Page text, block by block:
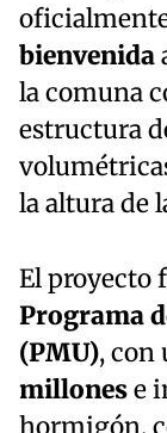
bienvenida
la comuna
estructura
la altura de
El proyecto
Programa
(PMU), con
millonese